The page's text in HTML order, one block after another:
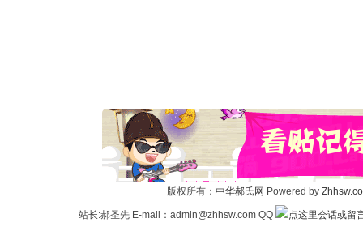
版权所有： 中华郝氏网 Powered by
站长:郝圣先 E-mail：admin@zhhsw.com QQ